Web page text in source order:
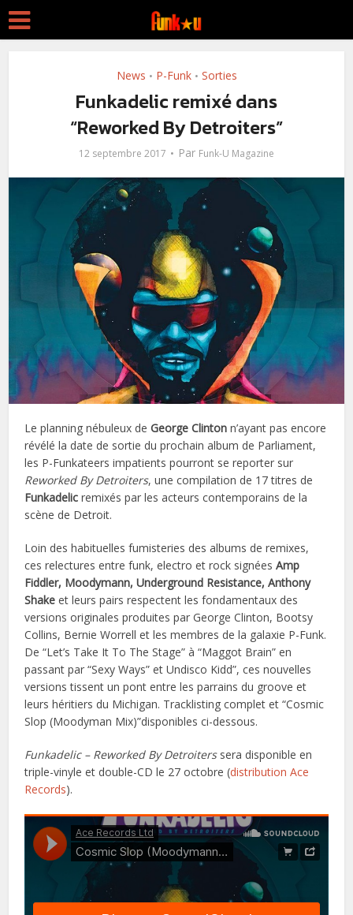
News • P-Funk • Sorties
Funkadelic remixé dans
“Reworked By Detroiters”
12 septembre 2017 Par Funk-U Magazine
Le planning nébuleux deGeorge Clinton n’ayant pas encore
révélé la date de sortie du prochain album de Parliament,
les P-Funkateers impatients pourront se reporter sur
Reworked By Detroiters, une compilation de 17 titres de
Funkadelic remixés par les acteurs contemporains de la
scène de Detroit.
Loin des habituelles fumisteries des albums de remixes,
ces relectures entre funk, electro et rock signéesAmp
Fiddler, Moodymann, Underground Resistance, Anthony
Shake et leurs pairs respectent les fondamentaux des
versions originales produites par George Clinton, Bootsy
Collins, Bernie Worrell et les membres de la galaxie P-Funk.
De “Let’s Take It To The Stage” à “Maggot Brain” en
passant par “Sexy Ways” et Undisco Kidd”, ces nouvelles
versions tissent un pont entre les parrains du groove et
leurs héritiers du Michigan. Tracklisting complet et “Cosmic
Slop (Moodyman Mix)”disponibles ci-dessous.
Funkadelic – Reworked By Detroiterssera disponible en
triple-vinyle et double-CD le 27 octobre (distribution Ace
Records).